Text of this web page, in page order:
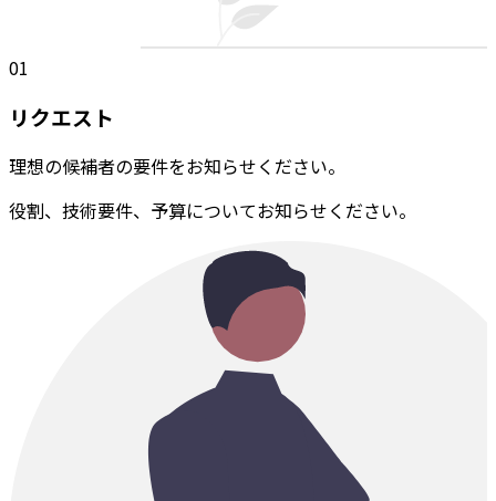
01
リクエスト
理想の候補者の要件をお知らせください。
役割、技術要件、予算についてお知らせください。